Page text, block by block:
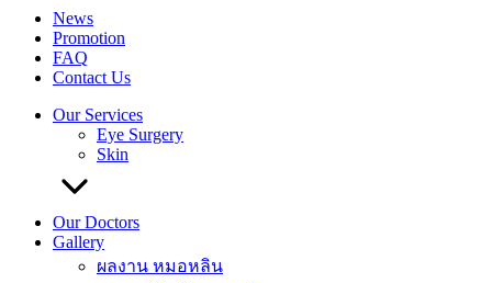
News
Promotion
FAQ
Contact Us
Our Services
Eye Surgery
Skin
Our Doctors
Gallery
ผลงาน หมอหลิน